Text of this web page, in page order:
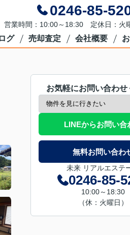
0246-85-
営業時間：10:00～18:30 定休日：火
グ 売却査定 会社概要
お気軽にお問い合わせ
LINEからお問い合
無料お問い合わ
未来 リアルエステ
0246-85-
10:00～18:30
（休：火曜日）